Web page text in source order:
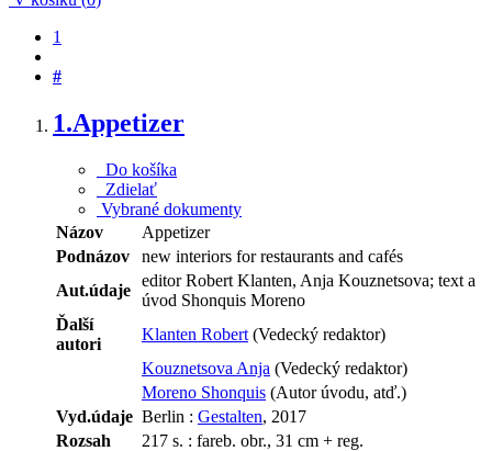
1
#
1.Appetizer
Do košíka
Zdielať
Vybrané dokumenty
Názov
Appetizer
Podnázov
new interiors for restaurants and cafés
Aut.údaje
editor Robert Klanten, Anja Kouznetsova; text a
úvod Shonquis Moreno
Ďalší
autori
Klanten Robert (Vedecký redaktor)
Kouznetsova Anja (Vedecký redaktor)
Moreno Shonquis (Autor úvodu, atď.)
Vyd.údaje Berlin : Gestalten, 2017
Rozsah
217 s. : fareb. obr., 31 cm + reg.